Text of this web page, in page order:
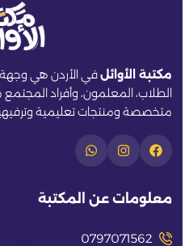
مكتبة الأوائلفي الأردن هي وجهة
الطلاب، المعلمون، وأفراد
متخصصة ومنتجات تعليمية
معلومات عن المكتبة
0797071562